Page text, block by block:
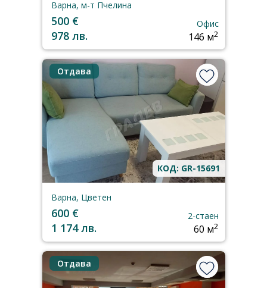
Варна, м-т Пчелина
500 €
978 лв.
Офис
146 м2
Отдава
КОД: GR-15691
Варна, Цветен
600 €
1 174 лв.
2-стаен
60 м2
Отдава